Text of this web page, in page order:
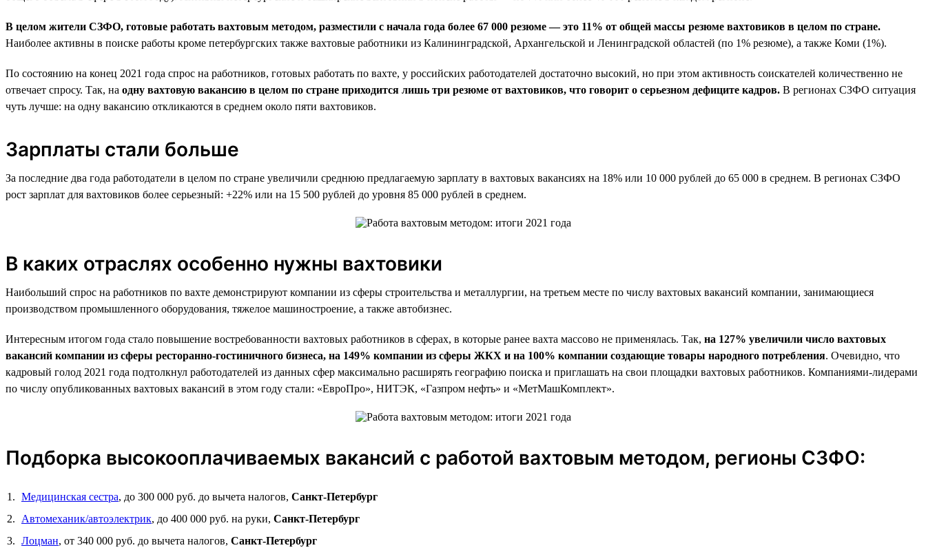
В целом жители СЗФО, готовые работать вахтовым методом, разместили с начала года более 67 000 резюме — это 11% от общей массы резюме вахтовиков в целом по стране.
Наиболее активны в поиске работы кроме петербургских также вахтовые работники из Калининградской, Архангельской и Ленинградской областей (по 1% резюме), а также Коми (1%).
По состоянию на конец 2021 года спрос на работников, готовых работать по вахте, у российских работодателей достаточно высокий, но при этом активность соискателей количественно не
отвечает спросу. Так, на одну вахтовую вакансию в целом по стране приходится лишь три резюме от вахтовиков, что говорит о серьезном дефиците кадров. В регионах СЗФО ситуация
чуть лучше: на одну вакансию откликаются в среднем около пяти вахтовиков.
Зарплаты стали больше
За последние два года работодатели в целом по стране увеличили среднюю предлагаемую зарплату в вахтовых вакансиях на 18% или 10 000 рублей до 65 000 в среднем. В регионах СЗФО
рост зарплат для вахтовиков более серьезный: +22% или на 15 500 рублей до уровня 85 000 рублей в среднем.
В каких отраслях особенно нужны вахтовики
Наибольший спрос на работников по вахте демонстрируют компании из сферы строительства и металлургии, на третьем месте по числу вахтовых вакансий компании, занимающиеся
производством промышленного оборудования, тяжелое машиностроение, а также автобизнес.
Интересным итогом года стало повышение востребованности вахтовых работников в сферах, в которые ранее вахта массово не применялась. Так, на 127% увеличили число вахтовых
вакансий компании из сферы ресторанно-гостиничного бизнеса, на 149% компании из сферы ЖКХ и на 100% компании создающие товары народного потребления. Очевидно, что
кадровый голод 2021 года подтолкнул работодателей из данных сфер максимально расширять географию поиска и приглашать на свои площадки вахтовых работников. Компаниями-лидерами
по числу опубликованных вахтовых вакансий в этом году стали: «ЕвроПро», НИТЭК, «Газпром нефть» и «МетМашКомплект».
Подборка высокооплачиваемых вакансий с работой вахтовым методом, регионы СЗФО:
Медицинская сестра, до 300 000 руб. до вычета налогов, Санкт-Петербург
Автомеханик/автоэлектрик, до 400 000 руб. на руки, Санкт-Петербург
Лоцман, от 340 000 руб. до вычета налогов, Санкт-Петербург